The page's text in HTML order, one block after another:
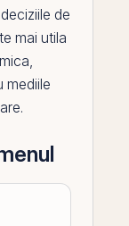
de
mai utila
mediile